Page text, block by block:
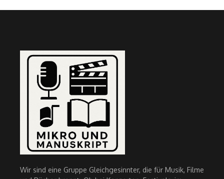
Wir sind eine Gruppe Gleichgesinnter, die für Musik, Filme